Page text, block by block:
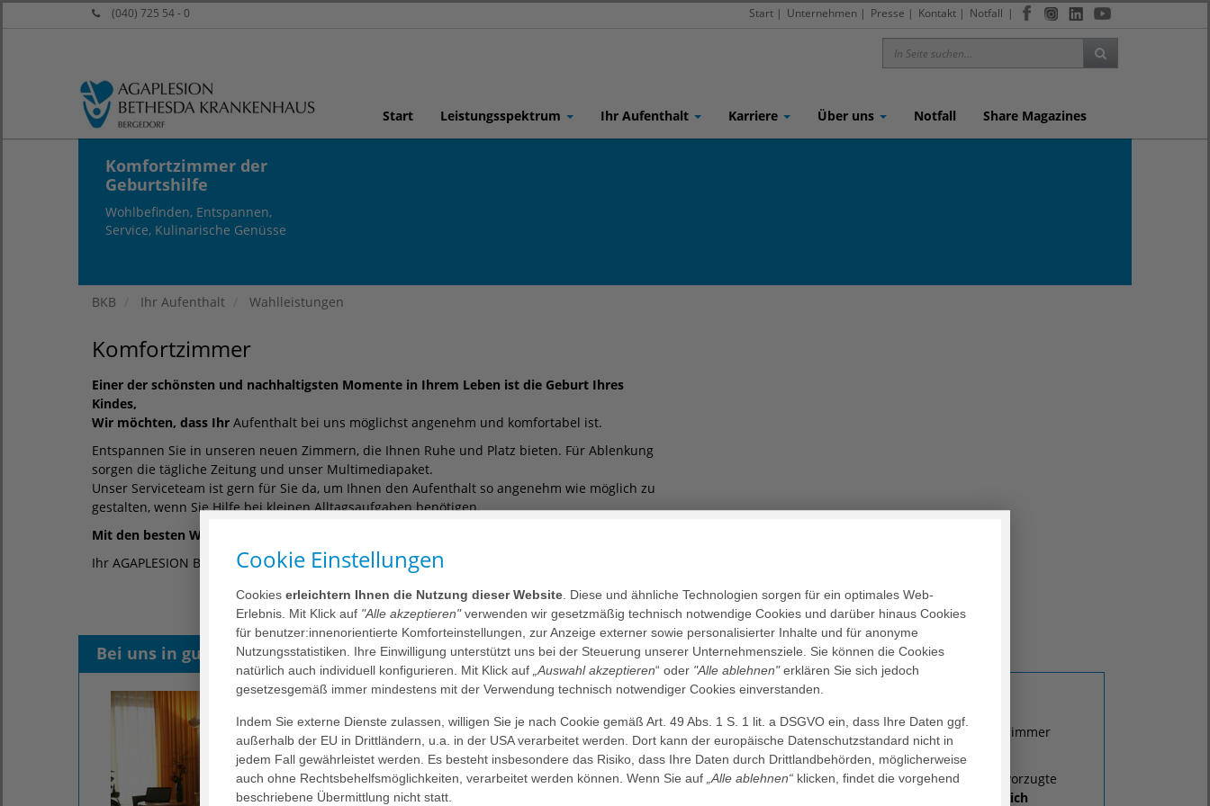
(040) 725 54 - 0 |
Start | Unternehmen | Presse | Kontakt | Notfall
Start Leistungsspektrum Ihr Aufenthalt Karriere Über uns Notfall Share Magazines
Komfortzimmer der
Geburtshilfe
Wohlbefinden, Entspannen,
Service, Kulinarische Genüsse
BKB Ihr Aufenthalt Wahlleistungen
Komfortzimmer
Einer der schönsten und nachhaltigsten Momente in Ihrem Leben ist die Geburt Ihres
Kindes,
Wir möchten, dass Ihr Aufenthalt bei uns möglichst angenehm und komfortabel ist.
Entspannen Sie in unseren neuen Zimmern, die Ihnen Ruhe und Platz bieten. Für Ablenkung
sorgen die tägliche Zeitung und unser Multimediapaket.
Unser Serviceteam ist gern für Sie da, um Ihnen den Aufenthalt so angenehm wie möglich zu
gestalten, wenn Sie Hilfe bei kleinen Alltagsaufgaben benötigen.
Mit den besten Wünschen für Sie und Ihr Kind!
Ihr AGAPLESION BETHESDA KRANKENHAUS BERGEDORF
Bei uns in guten Händen Wohlbefinden Service & Unterhaltung Kulinarische Genüsse
Bei uns in guten Händen
Wir bieten IhnenEinbettzimmermit hochwertiger Ausstattung. Eins davon kann als Zweibettzimmer
genutzt werden.
Modernes Design und beruhigende Farben sorgen für ein wohnliches Ambiente. Auch die bevorzugte
Lage schafft die beste Voraussetzung dafür, dass Sie sich voll und ganz auf I
hr Baby und auf sich
Cookie Einstellungen
Cookies erleichtern Ihnen die Nutzung dieser Website . Diese und ähnliche Technologien sorgen für ein optimales Web-
Erlebnis. Mit Klick auf "Alle akzeptieren"verwenden wir gesetzmäßig technisch notwendige Cookies und darüber hinaus Cookies
für benutzer:innenorientierte Komforteinstellungen, zur Anzeige externer sowie personalisierter Inhalte und für anonyme
Nutzungsstatistiken. Ihre Einwilligung unterstützt uns bei der Steuerung unserer Unternehmensziele. Sie können die Cookies
natürlich auch individuell konfigurieren. Mit Klick auf „Auswahl akzeptieren“ oder "Alle ablehnen"erklären Sie sich jedoch
gesetzesgemäß immer mindestens mit der Verwendung technisch notwendiger Cookies einverstanden.
Indem Sie externe Dienste zulassen, willigen Sie je nach Cookie gemäß Art. 49 Abs. 1 S. 1 lit. a DSGVO ein, dass Ihre Daten ggf.
außerhalb der EU in Drittländern, u.a. in der USA verarbeitet werden. Dort kann der europäische Datenschutzstandard nicht in
jedem Fall gewährleistet werden. Es besteht insbesondere das Risiko, dass Ihre Daten durch Drittlandbehörden, möglicherweise
auch ohne Rechtsbehelfsmöglichkeiten, verarbeitet werden können. Wenn Sie auf „Alle ablehnen“ klicken, findet die vorgehend
beschriebene Übermittlung nicht statt.